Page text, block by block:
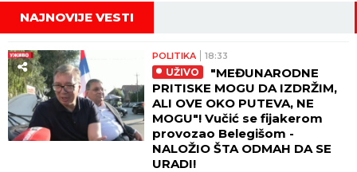
NAJNOVIJE VESTI
POLITIKA 18:33
UŽIVO
"MEĐUNARODNE
PRITISKE MOGU DA IZDRŽIM,
ALI OVE OKO PUTEVA, NE
MOGU"! Vučić se fijakerom
provozao Belegišom -
NALOŽIO ŠTA ODMAH DA SE
URADI!